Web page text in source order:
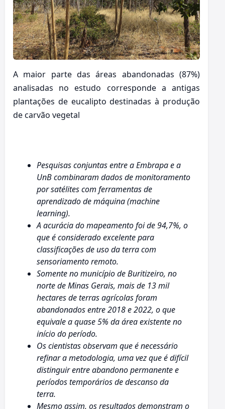
A maior parte das áreas abandonadas (87%)
analisadas no estudo corresponde a antigas
plantações de eucalipto destinadas à produção
de carvão vegetal
Pesquisas conjuntas entre a Embrapa e a
UnB combinaram dados de monitoramento
por satélites com ferramentas de
aprendizado de máquina (machine
learning).
A acurácia do mapeamento foi de 94,7%, o
que é considerado excelente para
classificações de uso da terra com
sensoriamento remoto.
Somente no município de Buritizeiro, no
norte de Minas Gerais, mais de 13 mil
hectares de terras agrícolas foram
abandonados entre 2018 e 2022, o que
equivale a quase 5% da área existente no
início do período.
Os cientistas observam que é necessário
refinar a metodologia, uma vez que é difícil
distinguir entre abandono permanente e
períodos temporários de descanso da
terra.
Mesmo assim, os resultados demonstram o